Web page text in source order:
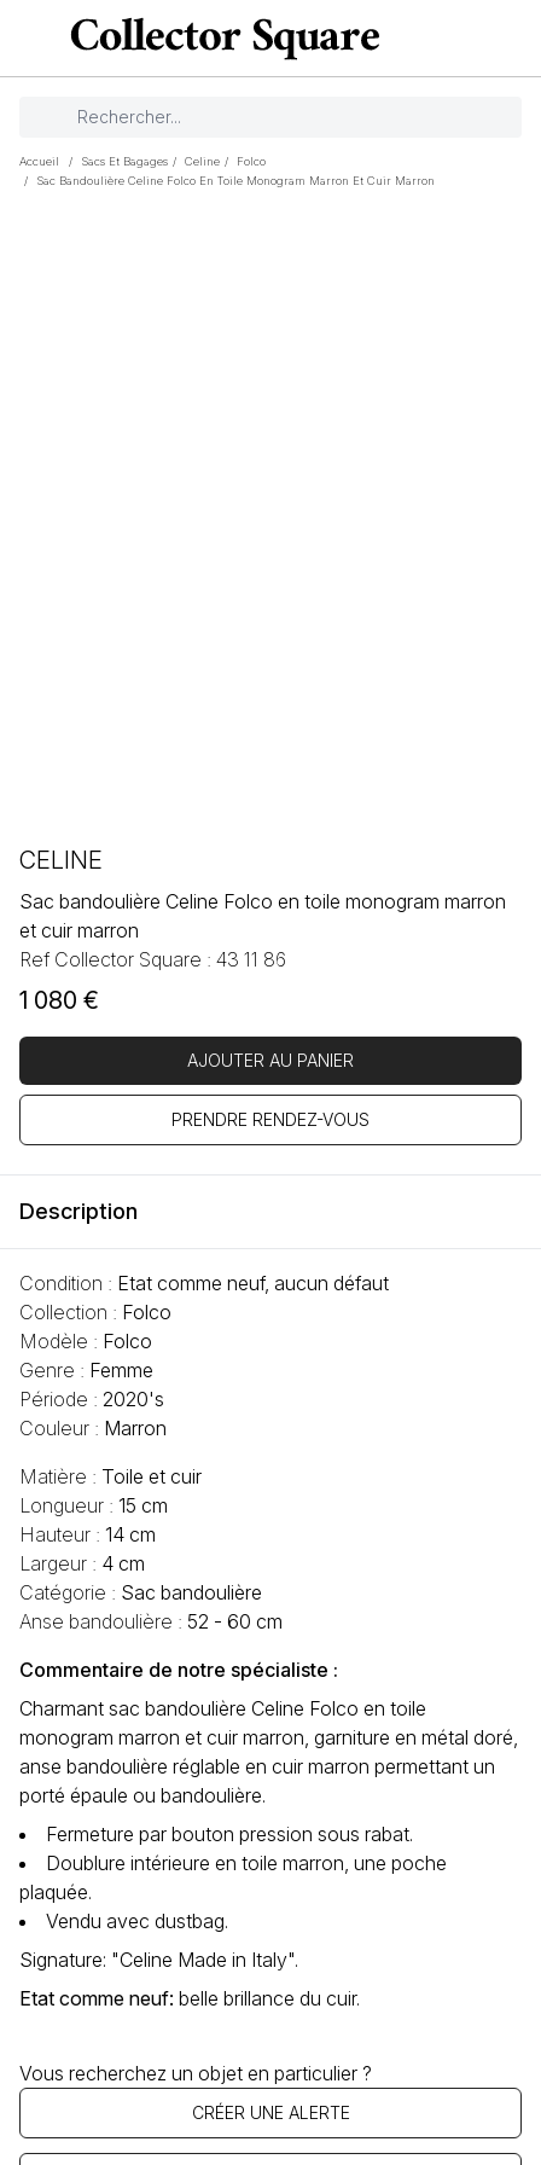
Accueil / Sacs Et Bagages / Celine /
Folco
/
Sac Bandoulière Celine Folco En Toile Monogram Marron Et Cuir Marron
CELINE
Sac bandoulière Celine Folco en toile monogram marron
et cuir marron
Ref Collector Square : 43 11 86
1 080 €
AJOUTER AU PANIER
PRENDRE RENDEZ-VOUS
Description
Condition : Etat comme neuf, aucun défaut
Collection : Folco
Modèle : Folco
Genre : Femme
Période : 2020's
Couleur : Marron
Matière : Toile et cuir
Longueur : 15 cm
Hauteur : 14 cm
Largeur : 4 cm
Catégorie : Sac bandoulière
Anse bandoulière : 52 - 60 cm
Commentaire de notre spécialiste :
Charmant sac bandoulière Celine Folco en toile
monogram marron et cuir marron, garniture en métal doré,
anse bandoulière réglable en cuir marron permettant un
porté épaule ou bandoulière.
Fermeture par bouton pression sous rabat.
Doublure intérieure en toile marron, une poche
plaquée.
Vendu avec dustbag.
Signature: "Celine Made in Italy".
Etat comme neuf: belle brillance du cuir.
Vous recherchez un objet en particulier ?
CRÉER UNE ALERTE